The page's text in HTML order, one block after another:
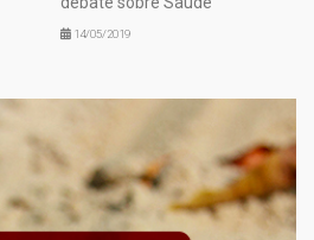
14/05/2019